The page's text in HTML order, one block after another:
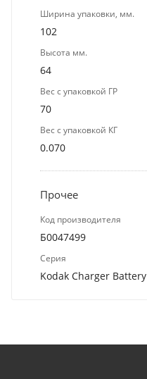
Ширина упаковки, мм.
102
Высота мм.
64
Вес с упаковкой ГР
70
Вес с упаковкой КГ
0.070
Прочее
Код производителя
Б0047499
Серия
Kodak Charger Battery